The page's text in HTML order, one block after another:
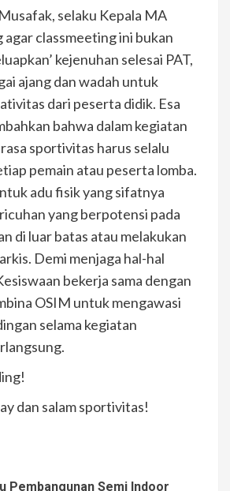
selaku Kepala MA
classmeeting ini bukan
kejenuhan selesai PAT,
ajang dan wadah untuk
dari peserta didik. Esa
bahwa dalam kegiatan
sportivitas harus selalu
pemain atau peserta lomba.
adu fisik yang sifatnya
yang berpotensi pada
di luar batas atau melakukan
Demi menjaga hal-hal
bekerja sama dengan
OSIM untuk mengawasi
selama kegiatan
dan salam sportivitas!
Pembangunan Semi Indoor